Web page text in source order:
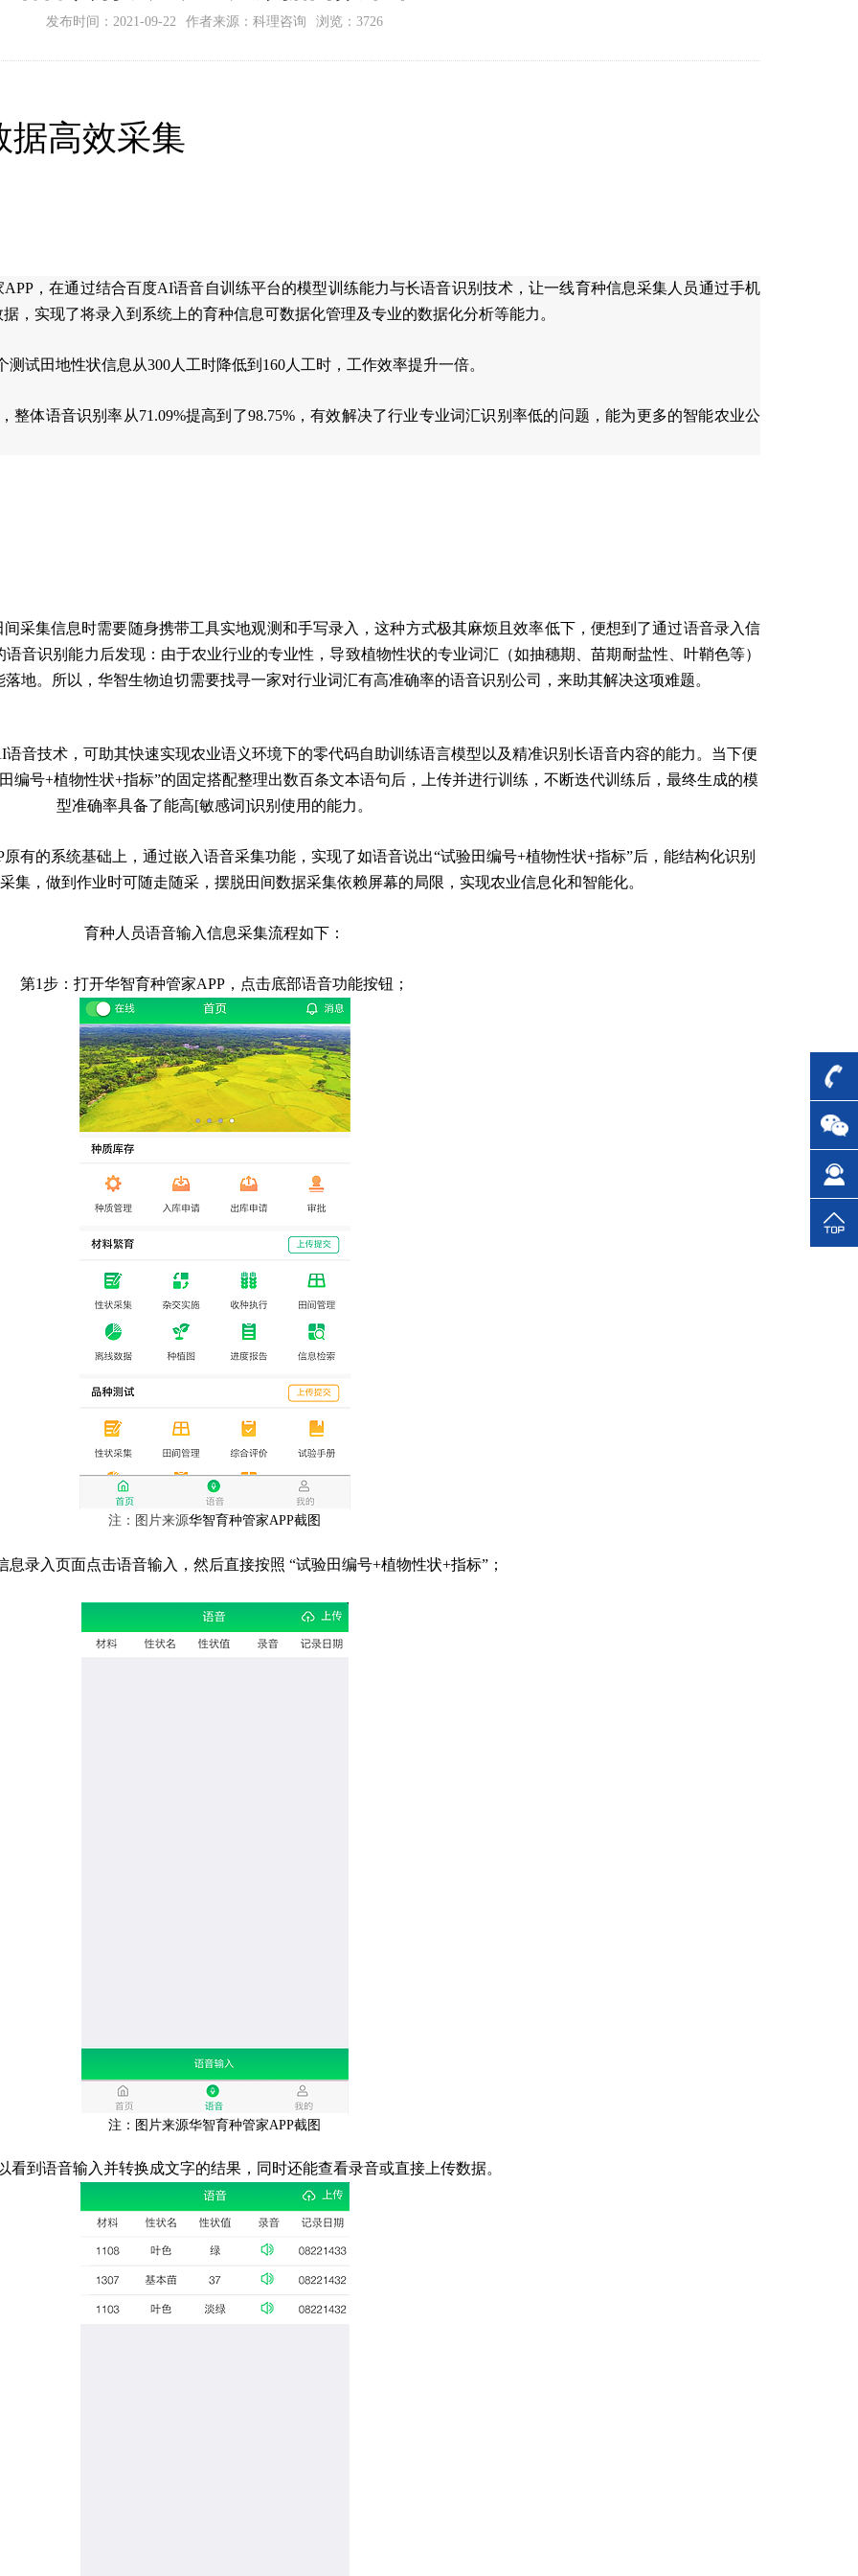
发布时间：2021-09-22 作者来源：科理咨询 浏览：3726
据高效采集
APP，在通过结合百度AI语音自训练平台的模型训练能力与长语音识别技术，让一线育种信息采集人员通过手机
，实现了将录入到系统上的育种信息可数据化管理及专业的数据化分析等能力。
试田地性状信息从300人工时降低到160人工时，工作效率提升一倍。
体语音识别率从71.09%提高到了98.75%，有效解决了行业专业词汇识别率低的问题，能为更多的智能农业公
采集信息时需要随身携带工具实地观测和手写录入，这种方式极其麻烦且效率低下，便想到了通过语音录入信
音识别能力后发现：由于农业行业的专业性，导致植物性状的专业词汇（如抽穗期、苗期耐盐性、叶鞘色等）
地。所以，华智生物迫切需要找寻一家对行业词汇有高准确率的语音识别公司，来助其解决这项难题。
语音技术，可助其快速实现农业语义环境下的零代码自助训练语言模型以及精准识别长语音内容的能力。当下便
编号+植物性状+指标”的固定搭配整理出数百条文本语句后，上传并进行训练，不断迭代训练后，最终生成的模
型准确率具备了能高[敏感词]识别使用的能力。
原有的系统基础上，通过嵌入语音采集功能，实现了如语音说出“试验田编号+植物性状+指标”后，能结构化识别
集，做到作业时可随走随采，摆脱田间数据采集依赖屏幕的局限，实现农业信息化和智能化。
育种人员语音输入信息采集流程如下：
第1步：打开华智育种管家APP，点击底部语音功能按钮；
注：图片来源华智育种管家APP截图
息录入页面点击语音输入，然后直接按照 “试验田编号+植物性状+指标”；
注：图片来源华智育种管家APP截图
看到语音输入并转换成文字的结果，同时还能查看录音或直接上传数据。